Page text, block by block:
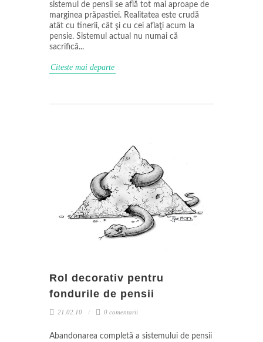
sistemul de pensii se află tot mai aproape de
marginea prăpastiei. Realitatea este crudă
atât cu tinerii, cât şi cu cei aflaţi acum la
pensie. Sistemul actual nu numai că
sacrifică...
Citeste mai departe
Rol decorativ pentru
fondurile de pensii
21.02.10 0 comentarii
Abandonarea completă a sistemului de pensii